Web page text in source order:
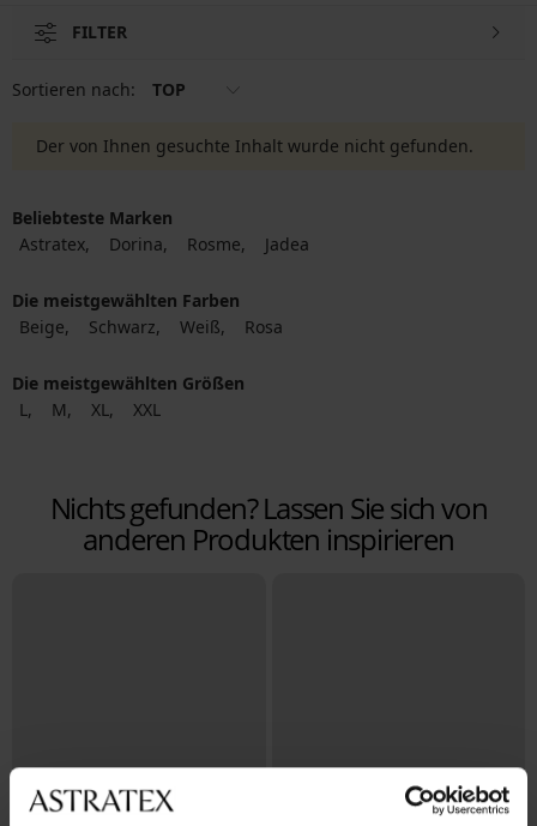
FILTER
Sortieren nach: TOP
Der von Ihnen gesuchte Inhalt wurde nicht gefunden.
Beliebteste Marken
Astratex
Dorina Rosme Jadea
Die meistgewählten Farben
Beige
Schwarz Weiß Rosa
Die meistgewählten Größen
L
M XL XXL
Nichts gefunden? Lassen Sie sich von
anderen Produkten inspirieren